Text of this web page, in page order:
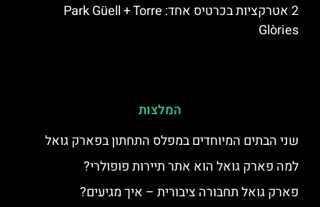
2 אטרקציות בכרטיס אחד: Park Güell + Torre
Glòries
המלצות
שני הבתים המיוחדים במפלס התחתון בפארק גואל
למה פארק גואל הוא אתר תיירות פופולרי?
פארק גואל תחבורה ציבורית – איך מגיעים?